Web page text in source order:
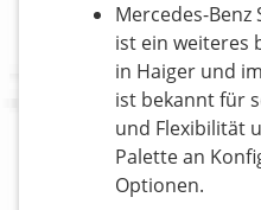
Mercedes-
ist ein weiteres
in Haiger und
ist bekannt für
und Flexibilität
Palette an
Optionen.